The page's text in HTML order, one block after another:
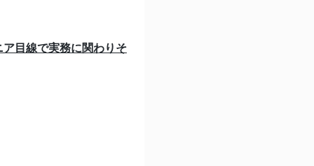
目線で実務に関わりそ